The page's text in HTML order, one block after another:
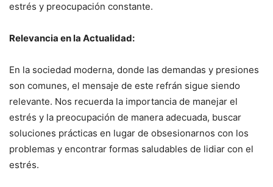
estrés y preocupación constante.
Relevancia en la Actualidad:
En la sociedad moderna, donde las demandas y presiones
son comunes, el mensaje de este refrán sigue siendo
relevante. Nos recuerda la importancia de manejar el
estrés y la preocupación de manera adecuada, buscar
soluciones prácticas en lugar de obsesionarnos con los
problemas y encontrar formas saludables de lidiar con el
estrés.